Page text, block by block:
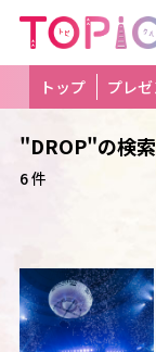
トップ プレゼ
"DROP"の検
6 件